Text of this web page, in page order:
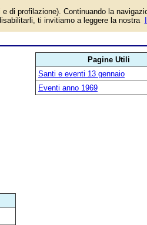
ex
Pagine Utili
Santi e eventi 13 gennaio
Eventi anno 1969
di profilazione). Continuando la
ti invitiamo a leggere la nostra